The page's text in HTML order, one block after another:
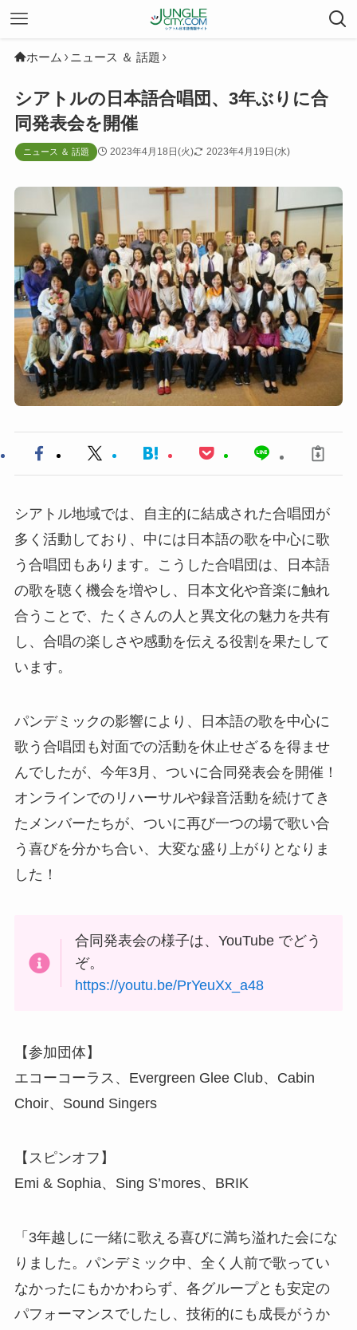
ホーム ニュース ＆ 話題
シアトルの日本語合唱団、3年ぶりに合
同発表会を開催
ニュース ＆ 話題 2023年4月18日(火) 2023年4月19日(水)
シアトル地域では、自主的に結成された合唱団が
多く活動しており、中には日本語の歌を中心に歌
う合唱団もあります。こうした合唱団は、日本語
の歌を聴く機会を増やし、日本文化や音楽に触れ
合うことで、たくさんの人と異文化の魅力を共有
し、合唱の楽しさや感動を伝える役割を果たして
います。
パンデミックの影響により、日本語の歌を中心に
歌う合唱団も対面での活動を休止せざるを得ませ
んでしたが、今年3月、ついに合同発表会を開催！
オンラインでのリハーサルや録音活動を続けてき
たメンバーたちが、ついに再び一つの場で歌い合
う喜びを分かち合い、大変な盛り上がりとなりま
した！
合同発表会の様子は、YouTube でどう
ぞ。
https://youtu.be/PrYeuXx_a48
【参加団体】
エコーコーラス、Evergreen Glee Club、Cabin
Choir、Sound Singers
【スピンオフ】
Emi & Sophia、Sing S’mores、BRIK
「3年越しに一緒に歌える喜びに満ち溢れた会にな
りました。パンデミック中、全く人前で歌ってい
なかったにもかかわらず、各グループとも安定の
パフォーマンスでしたし、技術的にも成長がうか